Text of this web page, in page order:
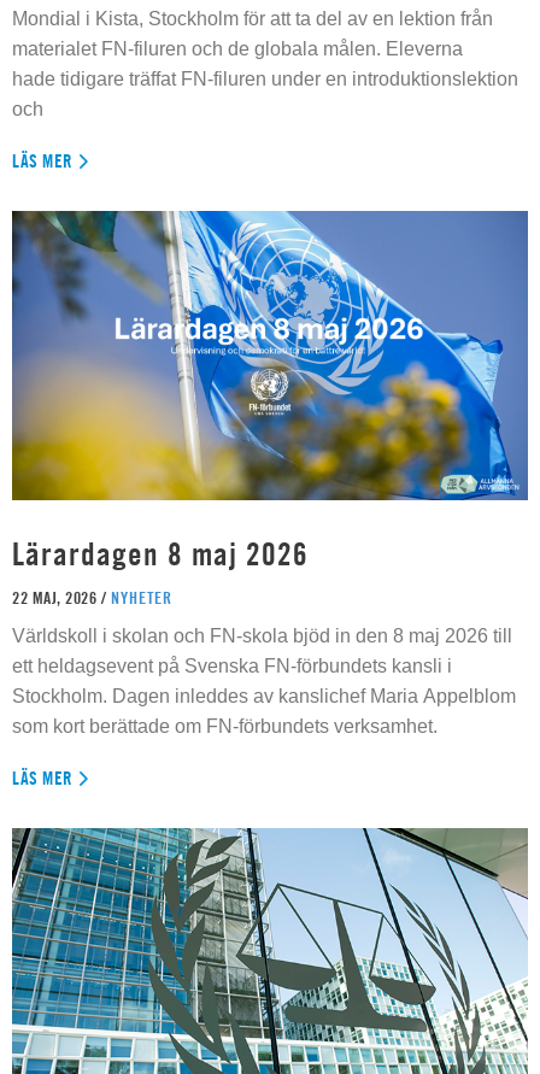
Mondial i Kista, Stockholm för att ta del av en lektion från
materialet FN-filuren och de globala målen. Eleverna
hade tidigare träffat FN-filuren under en introduktionslektion
och
LÄS MER
Lärardagen 8 maj 2026
22 MAJ, 2026 / NYHETER
Världskoll i skolan och FN-skola bjöd in den 8 maj 2026 till
ett heldagsevent på Svenska FN-förbundets kansli i
Stockholm. Dagen inleddes av kanslichef Maria Appelblom
som kort berättade om FN-förbundets verksamhet.
LÄS MER